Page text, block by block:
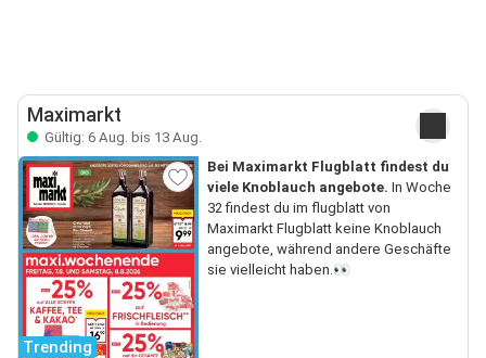
Maximarkt
Gültig: 6 Aug. bis 13 Aug.
Trending
Bei Maximarkt Flugblatt findest du
viele Knoblauch angebote. In Woche
32 findest du im flugblatt von
Maximarkt Flugblatt keine Knoblauch
angebote, während andere Geschäfte
sie vielleicht haben.👀